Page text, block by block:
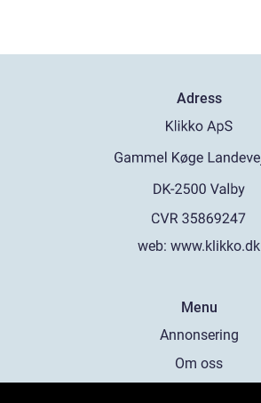
Adress
web: www.klikko.dk
Menu
Annonsering
Om oss